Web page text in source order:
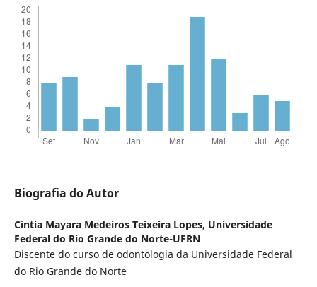
Biografia do Autor
Cíntia Mayara Medeiros Teixeira Lopes, Universidade
Federal do Rio Grande do Norte-UFRN
Discente do curso de odontologia da Universidade Federal
do Rio Grande do Norte